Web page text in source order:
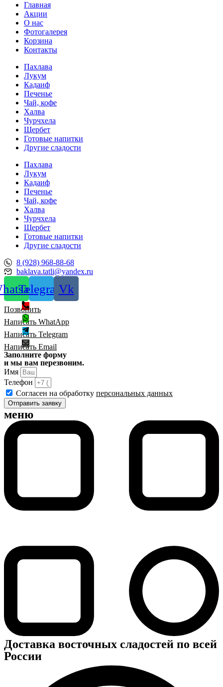
Главная
Акции
О нас
Фотогалерея
Корзина
Контакты
Пахлава
Лукум
Кадаиф
Печенье
Чай, кофе
Халва
Чурчхела
Щербет
Готовые напитки
Другие сладости
Пахлава
Лукум
Кадаиф
Печенье
Чай, кофе
Халва
Чурчхела
Щербет
Готовые напитки
Другие сладости
8 (928) 968-88-68
baklava.tatli@yandex.ru
TelegramVk
Позвонить
Написать WhatApp
Написать Telegram
Написать Email
Заполните форму
и мы вам перезвоним.
Имя
Телефон
Согласен на обработку персональных данных
Отправить заявку
меню
Доставка восточных сладостей по всей
России